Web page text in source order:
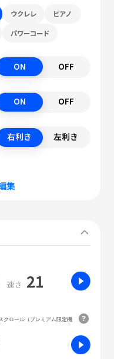
ウクレレ ピアノ
パワーコード
ON OFF
ON OFF
右利き 左利き
集
速さ 21
クロール（プレミアム限定機